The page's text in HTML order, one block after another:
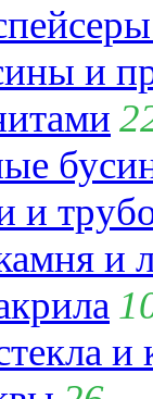
и
и
и
и